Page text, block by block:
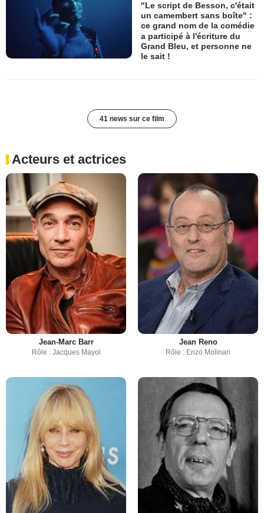
"Le script de Besson, c'était
un camembert sans boîte" :
ce grand nom de la comédie
a participé à l'écriture du
Grand Bleu, et personne ne
le sait !
41 news sur ce film
Acteurs et actrices
Jean-Marc Barr
Rôle : Jacques Mayol
Jean Reno
Rôle : Enzo Molinari